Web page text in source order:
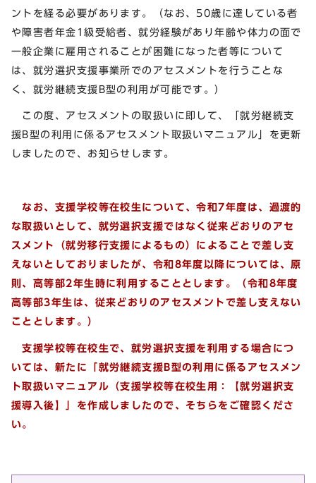
ントを経る必要があります。（なお、50歳に達している者
や障害者年金1級受給者、就労経験があり年齢や体力の面で
一般企業に雇用されることが困難になった者等について
は、就労選択支援事業所でのアセスメントを行うことな
く、就労継続支援B型の利用が可能です。）
この度、アセスメントの取扱いに即して、「就労継続支
援B型の利用に係るアセスメント取扱いマニュアル」を更新
しましたので、お知らせします。
なお、支援学校等在校生について、令和7年度は、過渡的
な取扱いとして、就労選択支援ではなく従来どおりのアセ
スメント（就労移行支援によるもの）によることで差し支
えないとしておりましたが、令和8年度以降については、原
則、高等部2年生時に利用することとします。（令和8年度
高等部3年生は、従来どおりのアセスメントで差し支えない
こととします。）
支援学校等在校生で、就労選択支援を利用する場合につ
いては、新たに「就労継続支援B型の利用に係るアセスメン
ト取扱いマニュアル（支援学校等在校生用：【就労選択支
援導入後】」を作成しましたので、そちらをご確認くださ
い。